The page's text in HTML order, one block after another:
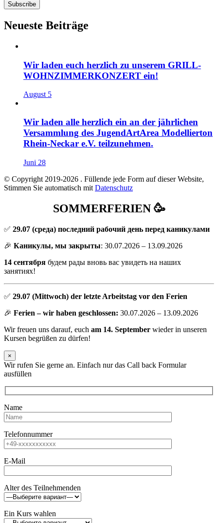
Neueste Beiträge
Wir laden euch herzlich zu unserem GRILL-
WOHNZIMMERKONZERT ein!
August 5
Wir laden alle herzlich ein an der jährlichen
Versammlung des JugendArtArea Modellierton
Rhein-Neckar e.V. teilzunehmen.
Juni 28
© Copyright 2019-2026 . Füllende jede Form auf dieser Website,
Stimmen Sie automatisch mit Datenschutz
SOMMERFERIEN 🥳
✅ 29.07 (среда) последний рабочий день перед каникулами
🎉 Каникулы, мы закрыты: 30.07.2026 – 13.09.2026
14 сентября будем рады вновь вас увидеть на наших
занятиях!
✅ 29.07 (Mittwoch) der letzte Arbeitstag vor den Ferien
🎉 Ferien – wir haben geschlossen: 30.07.2026 – 13.09.2026
Wir freuen uns darauf, euch am 14. September wieder in unseren
Kursen begrüßen zu dürfen!
×
Wir rufen Sie gerne an. Einfach nur das Call back Formular
ausfüllen
Name
Telefonnummer
E-Mail
Alter des Teilnehmenden
Ein Kurs wahlen